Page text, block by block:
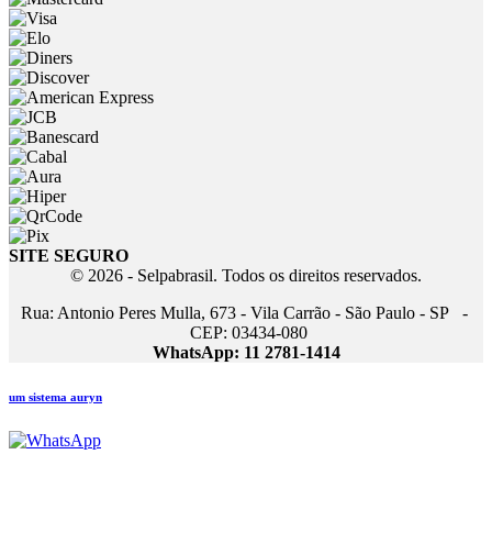
SITE SEGURO
© 2026 - Selpabrasil. Todos os direitos reservados.
Rua: Antonio Peres Mulla, 673 - Vila Carrão - São Paulo - SP -
CEP: 03434-080
WhatsApp: 11 2781-1414
um sistema auryn